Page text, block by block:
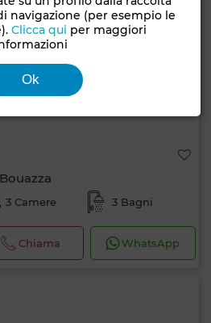
3 Camere 3 Bagni
Chiama WhatsApp
navigazione (per esempio le
Clicca qui per maggiori
Ok